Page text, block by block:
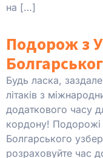
на […]
Подорож з
Будь ласка,
літаків з
додаткового часу
кордону! Подорожі
Болгарського
розраховуйте час